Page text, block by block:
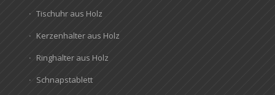
Tischuhr aus Holz
Kerzenhalter aus Holz
Ringhalter aus Holz
Schnapstablett